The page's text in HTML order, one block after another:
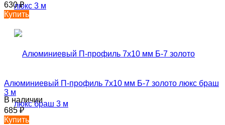
630₽
Купить
Алюминиевый П-профиль 7х10 мм Б-7 золото люкс браш
3 м
В наличии
685₽
Купить